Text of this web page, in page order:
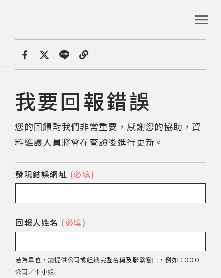
區
:::
首頁 我要回報錯誤
:::
我要回報錯誤
您的回饋對我們非常重要，感謝您的協助，資
料維護人員將會在查證後進行更新。
發現錯誤網址 (必填)
回報人姓名 (必填)
若為單位，請提供公司或組織完整名稱及聯繫窗口，例如：OOO
公司／李小姐
首頁
音樂資料庫
音樂人口述歷史
數位典藏
專文專區
關於資料庫